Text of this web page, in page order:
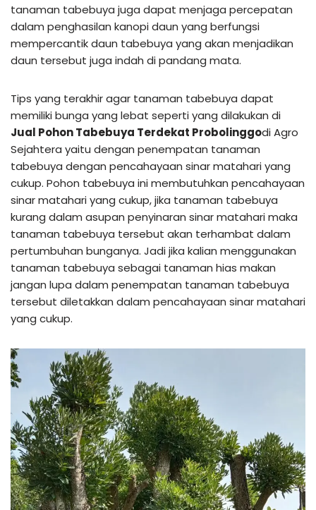
tanaman tabebuya juga dapat menjaga percepatan
dalam penghasilan kanopi daun yang berfungsi
mempercantik daun tabebuya yang akan menjadikan
daun tersebut juga indah di pandang mata.
Tips yang terakhir agar tanaman tabebuya dapat
memiliki bunga yang lebat seperti yang dilakukan di
Jual Pohon Tabebuya Terdekat Probolinggodi Agro
Sejahtera yaitu dengan penempatan tanaman
tabebuya dengan pencahayaan sinar matahari yang
cukup. Pohon tabebuya ini membutuhkan pencahayaan
sinar matahari yang cukup, jika tanaman tabebuya
kurang dalam asupan penyinaran sinar matahari maka
tanaman tabebuya tersebut akan terhambat dalam
pertumbuhan bunganya. Jadi jika kalian menggunakan
tanaman tabebuya sebagai tanaman hias makan
jangan lupa dalam penempatan tanaman tabebuya
tersebut diletakkan dalam pencahayaan sinar matahari
yang cukup.